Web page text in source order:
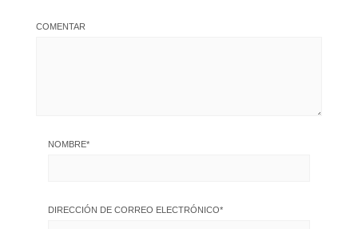
COMENTAR
NOMBRE*
DIRECCIÓN DE CORREO ELECTRÓNICO*